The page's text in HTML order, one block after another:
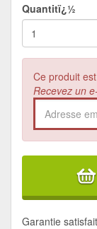
Quantitï¿½
Ce produit
Recevez un
Garantie